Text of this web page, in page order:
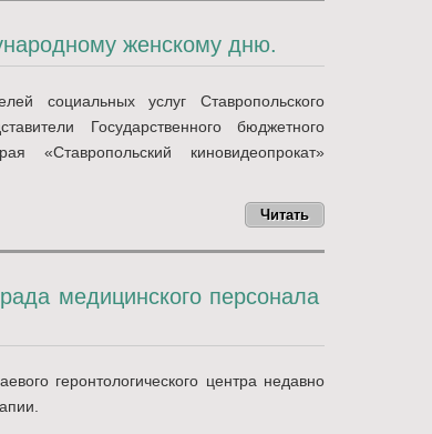
женскому дню.
социальных услуг Ставропольского
Государственного бюджетного
«Ставропольский киновидеопрокат»
Читать
медицинского персонала
геронтологического центра недавно